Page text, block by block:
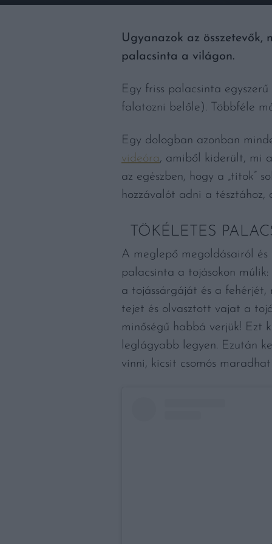
Ugyanazok az
palacsinta a világon.
Egy friss palacsinta
falatozni belőle). Többféle
Egy dologban azonban
videóra, amiből kiderült, mi
az egészben, hogy a „titok”
hozzávalót adni a tésztához,
TÖKÉLETES
A meglepő megoldásairól
palacsinta a tojásokon
a tojássárgáját és a
tejet és olvasztott vajat a
minőségű habbá verjük! Ezt
leglágyabb legyen. Ezután
vinni, kicsit csomós